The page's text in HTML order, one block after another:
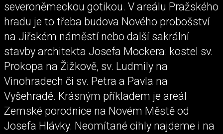
severoněmeckou gotikou. V areálu Pražského
hradu je to třeba budova Nového probošství
na Jiřském náměstí nebo další sakrální
stavby architekta Josefa Mockera: kostel sv.
Prokopa na Žižkově, sv. Ludmily na
Vinohradech či sv. Petra a Pavla na
Vyšehradě. Krásným příkladem je areál
Zemské porodnice na Novém Městě od
Josefa Hlávky. Neomítané cihly najdeme i na